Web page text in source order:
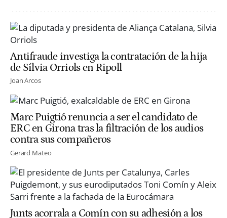
Antifraude investiga la contratación de la hija
de Sílvia Orriols en Ripoll
Joan Arcos
Marc Puigtió renuncia a ser el candidato de
ERC en Girona tras la filtración de los audios
contra sus compañeros
Gerard Mateo
Junts acorrala a Comín con su adhesión a los